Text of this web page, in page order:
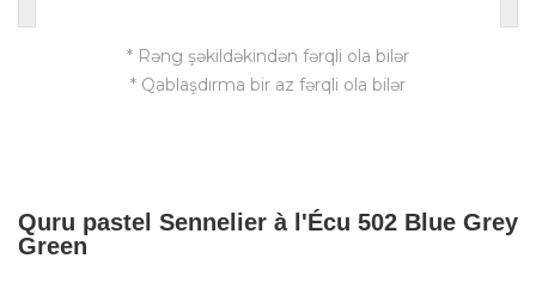
* Rəng şəkildəkindən fərqli ola bilər
* Qablaşdırma bir az fərqli ola bilər
Quru pastel Sennelier à l'Écu 502 Blue Grey
Green